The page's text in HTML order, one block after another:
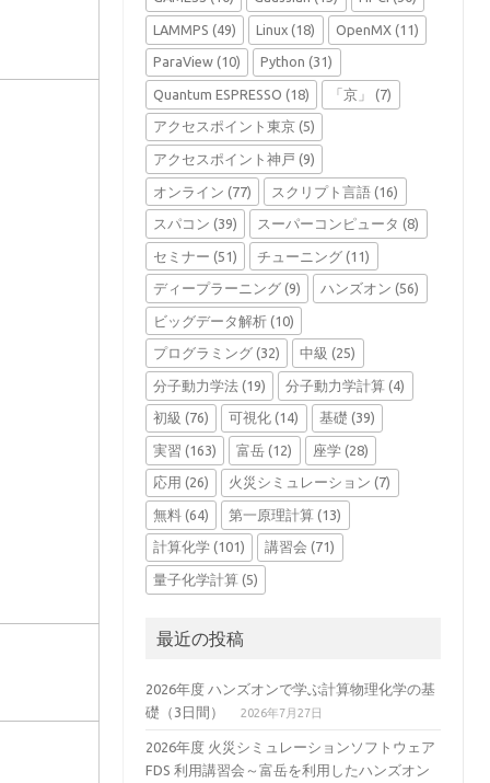
LAMMPS (49) Linux (18) OpenMX (11)
ParaView(10) Python (31)
Quantum ESPRESSO (18) 「京」 (7)
アクセスポイント東京(5)
アクセスポイント神戸 (9)
オンライン (77) スクリプト言語 (16)
スパコン (39) スーパーコンピュータ (8)
セミナー (51) チューニング (11)
ディープラーニング(9) ハンズオン (56)
ビッグデータ解析(10)
プログラミング(32) 中級 (25)
分子動力学法(19) 分子動力学計算 (4)
初級 (76) 可視化 (14) 基礎 (39)
実習 (163) 富岳 (12) 座学 (28)
応用 (26) 火災シミュレーション (7)
無料(64) 第一原理計算 (13)
計算化学(101) 講習会 (71)
量子化学計算(5)
最近の投稿
2026年度 ハンズオンで学ぶ計算物理化学の基
礎（3日間）
2026年7月27日
2026年度 火災シミュレーションソフトウェア
FDS 利用講習会～富岳を利用したハンズオン